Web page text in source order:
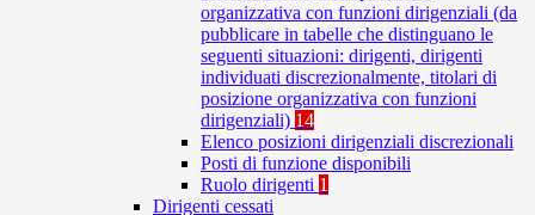
organizzativa con funzioni dirigenziali (da
pubblicare in tabelle che distinguano le
seguenti situazioni: dirigenti, dirigenti
individuati discrezionalmente, titolari di
posizione organizzativa con funzioni
dirigenziali) 14
Elenco posizioni dirigenziali discrezionali
Posti di funzione disponibili
Ruolo dirigenti 1
Dirigenti cessati